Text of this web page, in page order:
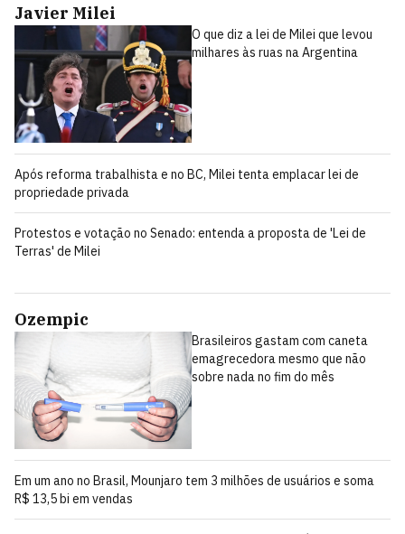
Javier Milei
O que diz a lei de Milei que levou
milhares às ruas na Argentina
Após reforma trabalhista e no BC, Milei tenta emplacar lei de
propriedade privada
Protestos e votação no Senado: entenda a proposta de 'Lei de
Terras' de Milei
Ozempic
Brasileiros gastam com caneta
emagrecedora mesmo que não
sobre nada no fim do mês
Em um ano no Brasil, Mounjaro tem 3 milhões de usuários e soma
R$ 13,5 bi em vendas